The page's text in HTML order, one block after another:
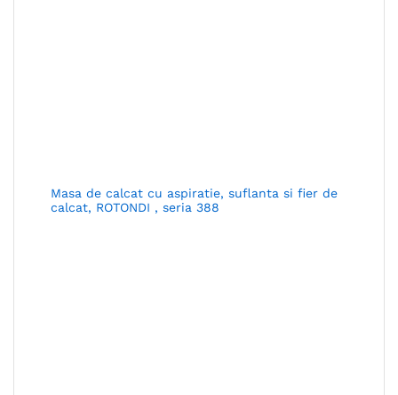
Masa de calcat cu aspiratie, suflanta si fier de
calcat, ROTONDI , seria 388